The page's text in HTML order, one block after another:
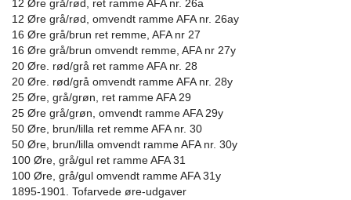
12 Øre grå/rød, ret ramme AFA nr. 26a
12 Øre grå/rød, omvendt ramme AFA nr. 26ay
16 Øre grå/brun ret remme, AFA nr 27
16 Øre grå/brun omvendt remme, AFA nr 27y
20 Øre. rød/grå ret ramme AFA nr. 28
20 Øre. rød/grå omvendt ramme AFA nr. 28y
25 Øre, grå/grøn, ret ramme AFA 29
25 Øre grå/grøn, omvendt ramme AFA 29y
50 Øre, brun/lilla ret remme AFA nr. 30
50 Øre, brun/lilla omvendt ramme AFA nr. 30y
100 Øre, grå/gul ret ramme AFA 31
100 Øre, grå/gul omvendt ramme AFA 31y
1895-1901. Tofarvede øre-udgaver